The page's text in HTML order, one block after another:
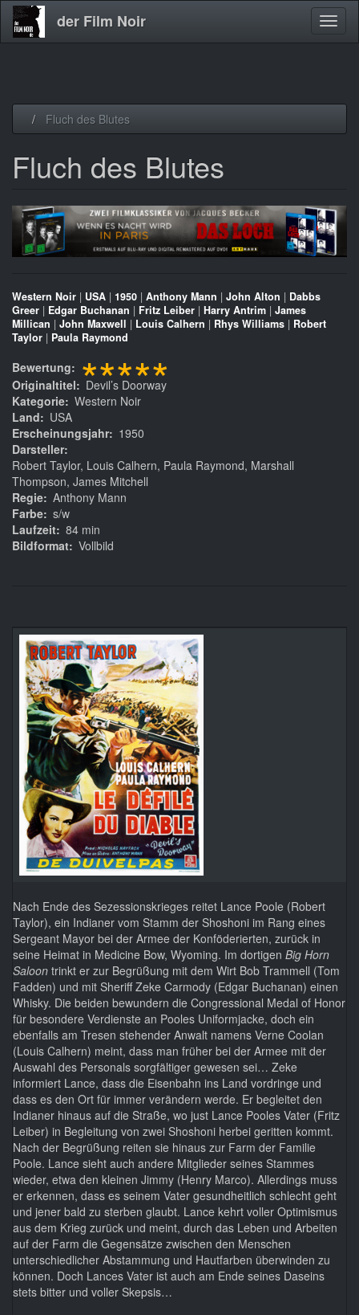
der Film Noir
Fluch des Blutes
Fluch des Blutes
Western Noir | USA | 1950 | Anthony Mann | John Alton | Dabbs
Greer | Edgar Buchanan | Fritz Leiber | Harry Antrim | James
Millican | John Maxwell | Louis Calhern | Rhys Williams | Robert
Taylor | Paula Raymond
Bewertung *****
Originaltitel
Devil’s Doorway
Kategorie Western Noir
Land
USA
Erscheinungsjahr
1950
Darsteller
Robert Taylor, Louis Calhern, Paula Raymond, Marshall
Thompson, James Mitchell
Regie Anthony Mann
Farbe s/w
Laufzeit 84 min
Bildformat Vollbild
Nach Ende des Sezessionskrieges reitet Lance Poole (Robert
Taylor), ein Indianer vom Stamm der Shoshoni im Rang eines
Sergeant Mayor bei der Armee der Konföderierten, zurück in
seine Heimat in Medicine Bow, Wyoming. Im dortigen Big Horn
Saloon trinkt er zur Begrüßung mit dem Wirt Bob Trammell (Tom
Fadden) und mit Sheriff Zeke Carmody (Edgar Buchanan) einen
Whisky. Die beiden bewundern die Congressional Medal of Honor
für besondere Verdienste an Pooles Uniformjacke, doch ein
ebenfalls am Tresen stehender Anwalt namens Verne Coolan
(Louis Calhern) meint, dass man früher bei der Armee mit der
Auswahl des Personals sorgfältiger gewesen sei… Zeke
informiert Lance, dass die Eisenbahn ins Land vordringe und
dass es den Ort für immer verändern werde. Er begleitet den
Indianer hinaus auf die Straße, wo just Lance Pooles Vater (Fritz
Leiber) in Begleitung von zwei Shoshoni herbei geritten kommt.
Nach der Begrüßung reiten sie hinaus zur Farm der Familie
Poole. Lance sieht auch andere Mitglieder seines Stammes
wieder, etwa den kleinen Jimmy (Henry Marco). Allerdings muss
er erkennen, dass es seinem Vater gesundheitlich schlecht geht
und jener bald zu sterben glaubt. Lance kehrt voller Optimismus
aus dem Krieg zurück und meint, durch das Leben und Arbeiten
auf der Farm die Gegensätze zwischen den Menschen
unterschiedlicher Abstammung und Hautfarben überwinden zu
können. Doch Lances Vater ist auch am Ende seines Daseins
stets bitter und voller Skepsis…